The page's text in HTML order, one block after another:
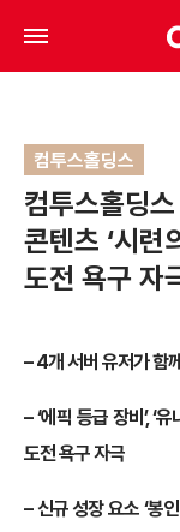
컴투스홀딩스
컴투스홀딩
콘텐츠 ‘시련
도전 욕구 자
– 4개 서버 유저가 함
–‘에픽 등급 장비’, ‘
도전 욕구 자극
–신규 성장 요소 ‘봉